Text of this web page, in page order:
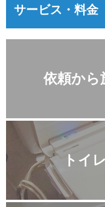
サービス・料金
依頼から
トイ